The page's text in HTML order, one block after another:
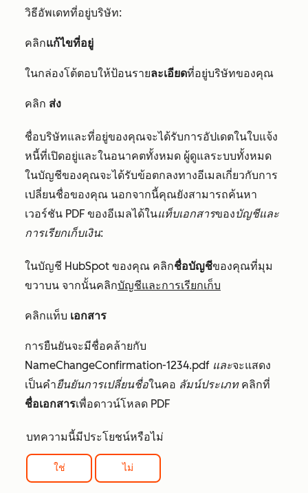
วิธีอัพเดทที่อยู่บริษัท:
คลิกแก้ไขที่อยู่
ในกล่องโต้ตอบให้ป้อนรายละเอียดที่อยู่บริษัทของคุณ
คลิก ส่ง
ชื่อบริษัทและที่อยู่ของคุณจะได้รับการอัปเดตในใบแจ้ง
หนี้ที่เปิดอยู่และในอนาคตทั้งหมด ผู้ดูแลระบบทั้งหมด
ในบัญชีของคุณจะได้รับข้อตกลงทางอีเมลเกี่ยวกับการ
เปลี่ยนชื่อของคุณ นอกจากนี้คุณยังสามารถค้นหา
เวอร์ชัน PDF ของอีเมลได้ในแท็บเอกสารของบัญชีและ
การเรียกเก็บเงิน:
ในบัญชี HubSpot ของคุณ คลิกชื่อบัญชีของคุณที่มุม
ขวาบน จากนั้นคลิกบัญชีและการเรียกเก็บ
คลิกแท็บ เอกสาร
การยืนยันจะมีชื่อคล้ายกับ
NameChangeConfirmation-1234.pdf และจะแสดง
เป็นคำยืนยันการเปลี่ยนชื่อในคอ ลัมน์ประเภทคลิกที่
ชื่อเอกสารเพื่อดาวน์โหลด PDF
บทความนี้มีประโยชน์หรือไม่
ใช่ ไม่